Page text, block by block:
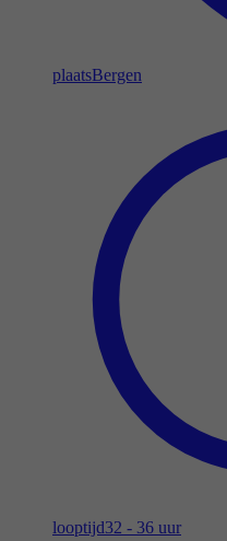
plaatsBergen
looptijd32 - 36 uur